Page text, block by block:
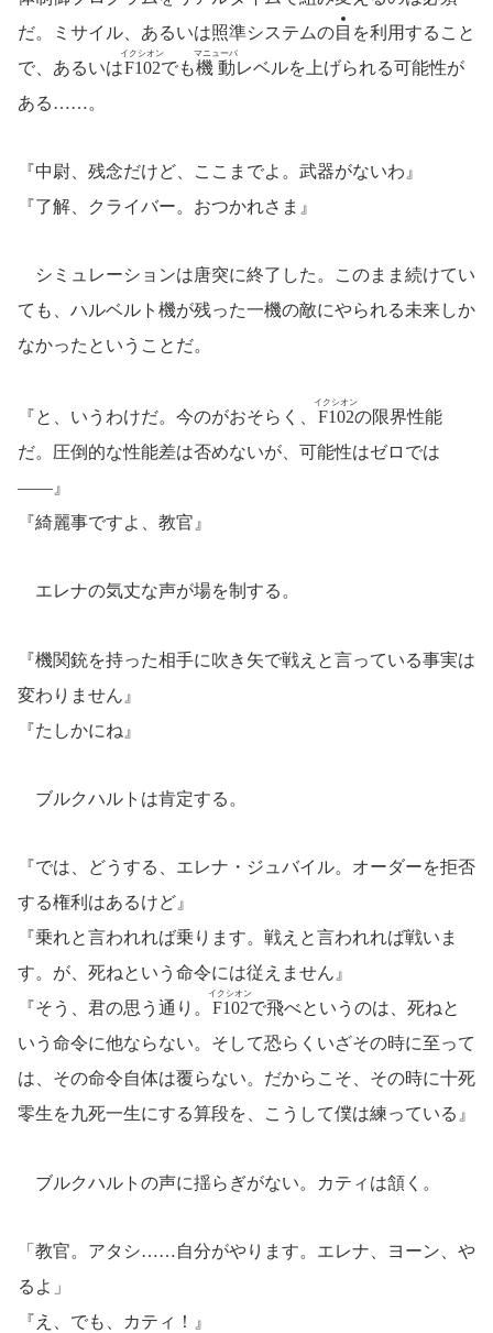
だ。ミサイル、あるいは照準システムの目 を利用すること
で、あるいはF102
イクシオン
でも機動
マニューバ
レベルを上げられる可能性が
ある……。
『中尉、残念だけど、ここまでよ。武器がないわ』
『了解、クライバー。おつかれさま』
シミュレーションは唐突に終了した。このまま続けてい
ても、ハルベルト機が残った一機の敵にやられる未来しか
なかったということだ。
『と、いうわけだ。今のがおそらく、 F102
イクシオン
の限界性能
だ。圧倒的な性能差は否めないが、可能性はゼロでは
――』
『綺麗事ですよ、教官』
エレナの気丈な声が場を制する。
『機関銃を持った相手に吹き矢で戦えと言っている事実は
変わりません』
『たしかにね』
ブルクハルトは肯定する。
『では、どうする、エレナ・ジュバイル。オーダーを拒否
する権利はあるけど』
『乗れと言われれば乗ります。戦えと言われれば戦いま
す。が、死ねという命令には従えません』
『そう、君の思う通り。 F102
イクシオン
で飛べというのは、死ねと
いう命令に他ならない。そして恐らくいざその時に至って
は、その命令自体は覆らない。だからこそ、その時に十死
零生を九死一生にする算段を、こうして僕は練っている』
ブルクハルトの声に揺らぎがない。カティは頷く。
「教官。アタシ……自分がやります。エレナ、ヨーン、や
るよ」
『え、でも、カティ！』